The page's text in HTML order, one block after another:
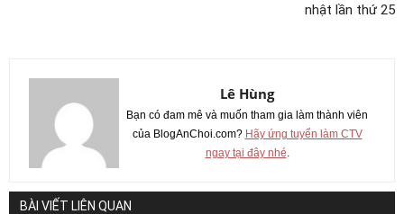
nhật lần thứ 25
Lê Hùng
Bạn có đam mê và muốn tham gia làm thành viên
của BlogAnChoi.com? Hãy ứng tuyển làm CTV
ngay tại đây nhé
BÀI VIẾT LIÊN QUAN